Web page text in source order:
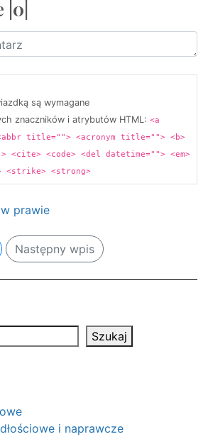
są wymagane
znaczników i atrybutów HTML: <a
title=""> <acronym title=""> <b>
<cite> <code> <del datetime=""> <em>
<strike> <strong>
prawie
Następny wpis
Szukaj
i naprawcze